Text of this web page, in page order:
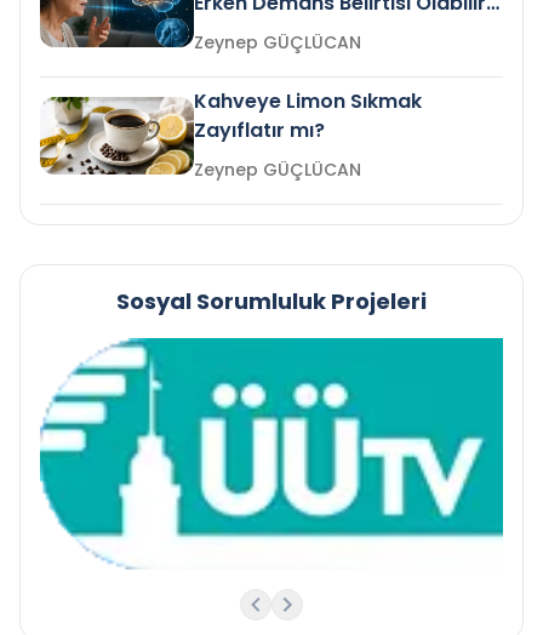
mi?
Zeynep GÜÇLÜCAN
Kahveye Limon Sıkmak
Zayıflatır mı?
Zeynep GÜÇLÜCAN
Sosyal Sorumluluk Projeleri